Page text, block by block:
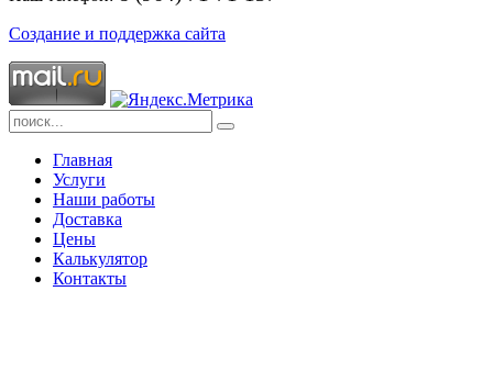
Создание и поддержка сайта
Главная
Услуги
Наши работы
Доставка
Цены
Калькулятор
Контакты